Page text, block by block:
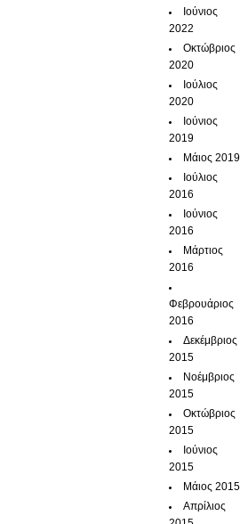
Ιούνιος
2022
Οκτώβριος
2020
Ιούλιος
2020
Ιούνιος
2019
Μάιος 2019
Ιούλιος
2016
Ιούνιος
2016
Μάρτιος
2016
Φεβρουάριος
2016
Δεκέμβριος
2015
Νοέμβριος
2015
Οκτώβριος
2015
Ιούνιος
2015
Μάιος 2015
Απρίλιος